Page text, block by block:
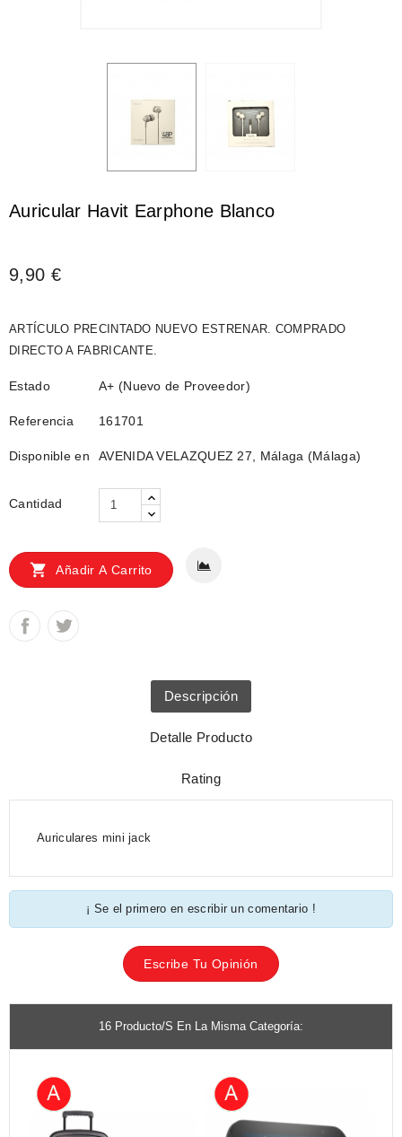
Auricular Havit Earphone Blanco
9,90 €
ARTÍCULO PRECINTADO NUEVO ESTRENAR. COMPRADO
DIRECTO A FABRICANTE.
Estado A+ (Nuevo de Proveedor)
Referencia 161701
Disponible en AVENIDA VELAZQUEZ 27, Málaga (Málaga)
Cantidad
 Añadir A Carrito
Descripción
Detalle Producto
Rating
Auriculares mini jack
¡ Se el primero en escribir un comentario !
Escribe Tu Opinión
16 Producto/s En La Misma Categoría: